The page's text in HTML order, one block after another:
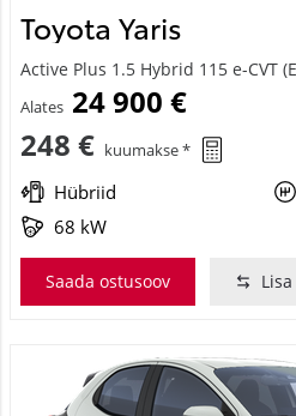
Toyota Yaris
Active Plus 1.5 Hybrid 115 e-CVT
Alates 24 900 €
248 € kuumakse *
Hübriid
68 kW
Saada ostusoov